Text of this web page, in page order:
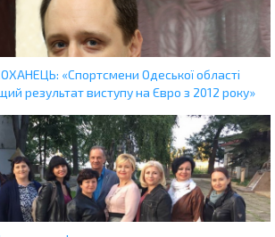
«Спортсмени Одеської області
результат виступу на Євро з 2012 року»